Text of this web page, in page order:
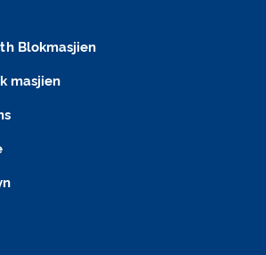
Blokmasjien
masjien